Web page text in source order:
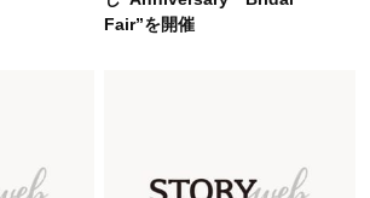
福感”に目が向いた」ライフスタイルも、服も
Fair”を開催